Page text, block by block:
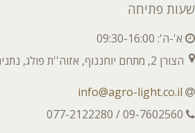
שעות פתיחה
א'-ה': 09:30-16:00
הצורן 2, מתחם יוחננוף, אזוה''ת פולג, נתניה